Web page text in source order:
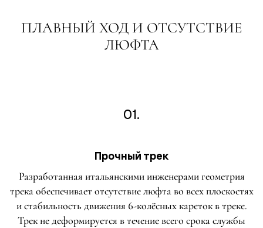
ПЛАВНЫЙ ХОД И ОТСУТСТВИЕ
ЛЮФТА
01.
Прочный трек
Разработанная итальянскими инженерами геометрия
трека обеспечивает отсутствие люфта во всех плоскостях
и стабильность движения 6-колёсных кареток в треке.
Трек не деформируется в течение всего срока службы